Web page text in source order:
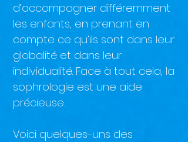
d’accompagner différemment
les enfants, en prenant en
compte ce qu’ils sont dans leur
globalité et dans leur
individualité. Face à tout cela, la
sophrologie est une aide
précieuse.
Voici quelques-uns des